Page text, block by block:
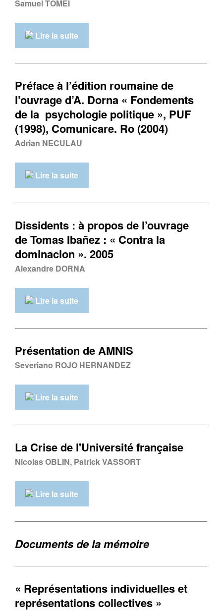
Samuel TOMEI
Lire la suite
Préface à l’édition roumaine de
l’ouvrage d’A. Dorna « Fondements
de la psychologie politique », PUF
(1998), Comunicare. Ro (2004)
Adrian NECULAU
Lire la suite
Dissidents : à propos de l’ouvrage
de Tomas Ibañez : « Contra la
dominacion ». 2005
Alexandre DORNA
Lire la suite
Présentation de AMNIS
Severiano ROJO HERNANDEZ
Lire la suite
La Crise de l'Université française
Nicolas OBLIN, Patrick VASSORT
Lire la suite
Documents de la mémoire
« Représentations individuelles et
représentations collectives »